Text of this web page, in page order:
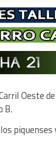
Oeste
B.